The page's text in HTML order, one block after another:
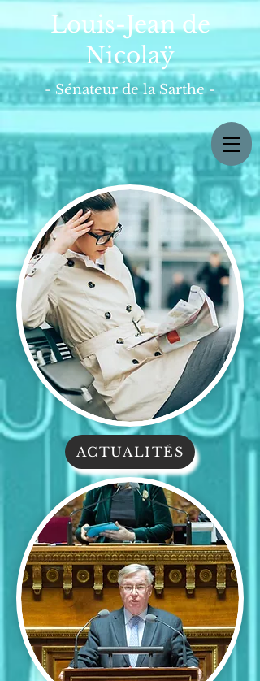
Louis-Jean de
Nicolaÿ
- Sénateur de la Sarthe -
ACTUALITÉS